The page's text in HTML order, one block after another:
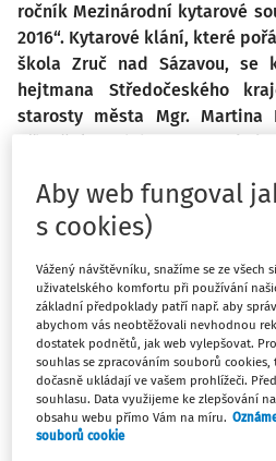
ročník Mezinárodní kytarové
2016“. Kytarové klání, které
škola Zruč nad Sázavou, se
hejtmana Středočeského
starosty města Mgr. Martina
přispění Ministerstva
život umělce a Nadace Český
Soutěžící se do našeho
časných ranních hodin.
probíhala, se celý den nesly tóny
taktovkou skvělých mladých
události se zúčastnilo celkem 66
soutěžili v pěti věkových
Aby web fungoval
s cookies)
Vážený návštěvníku, snažíme se ze všech
uživatelského komfortu při používání
základní předpoklady patří např. aby
abychom vás neobtěžovali nevhodnou
dostatek podnětů, jak web vylepšovat.
souhlas se zpracováním souborů
dočasně ukládají ve vašem prohlížeči.
souhlasu. Data využijeme ke zlepšování
obsahu webu přímo Vám na míru.
souborů cookie